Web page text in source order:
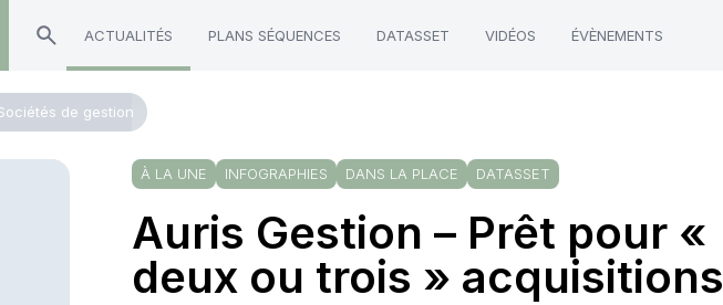
ACTUALITÉS PLANS SÉQUENCES DATASSET VIDÉOS ÉVÈNEMENTS
de gestion
À LA UNE INFOGRAPHIES DANS LA PLACE DATASSET
Auris Gestion – Prêt pour «
deux ou trois » acquisitions